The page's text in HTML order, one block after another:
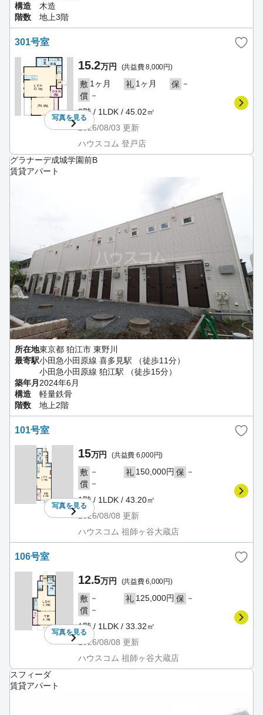
構造
木造
階数
地上3階
301号室
写真を見る
15.2万円 (共益費 8,000円)
敷 1ヶ月 礼 1ヶ月 保 －
償 －
3階 / 1LDK / 45.02㎡
2026/08/03 更新
ハウスコム 登戸店
グラナーデ成城学園前B
賃貸アパート
所在地東京都 狛江市 東野川
最寄駅小田急小田原線 喜多見駅 （徒歩11分）
小田急小田原線 狛江駅 （徒歩15分）
築年月2024年6月
構造
軽量鉄骨
階数
地上2階
101号室
写真を見る
15万円 (共益費 6,000円)
敷 － 礼 150,000円 保 －
償 －
1階 / 1LDK / 43.20㎡
2026/08/08 更新
ハウスコム 祖師ヶ谷大蔵店
106号室
写真を見る
12.5万円 (共益費 6,000円)
敷 － 礼 125,000円 保 －
償 －
1階 / 1LDK / 33.32㎡
2026/08/08 更新
ハウスコム 祖師ヶ谷大蔵店
スフィーダ
賃貸アパート